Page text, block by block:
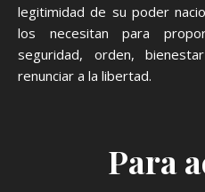
legitimidad de su poder
los necesitan para
seguridad, orden,
renunciar a la libertad.
Para